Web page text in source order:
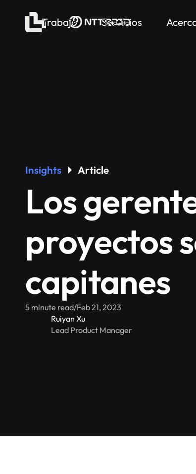
Trabajo Servicios
Insights Article
Los
proyectos
capitanes
5 minute read/Feb 21, 2023
Ruiyan Xu
Lead Product Manager